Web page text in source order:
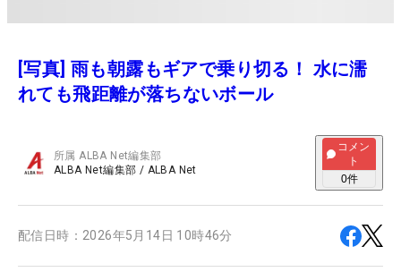
[写真] 雨も朝露もギアで乗り切る！ 水に濡
れても飛距離が落ちないボール
所属ALBA Net編集部
ALBA Net編集部 / ALBA Net
コメン
ト
0件
配信日時： 2026年5月14日 10時46分